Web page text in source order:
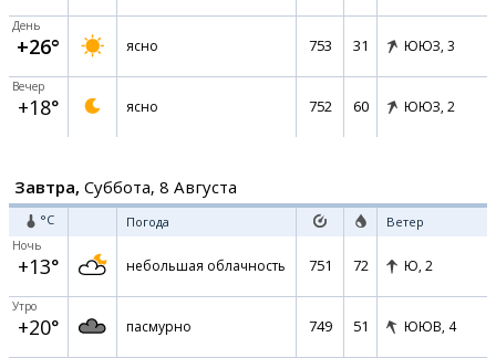
День
+26° ясно 753 31 ЮЮЗ, 3
Вечер
+18° ясно 752 60 ЮЮЗ, 2
Завтра, Суббота, 8 Августа
°C Погода Ветер
Ночь
+13° небольшая облачность 751 72 Ю, 2
Утро
+20° пасмурно 749 51 ЮЮВ, 4